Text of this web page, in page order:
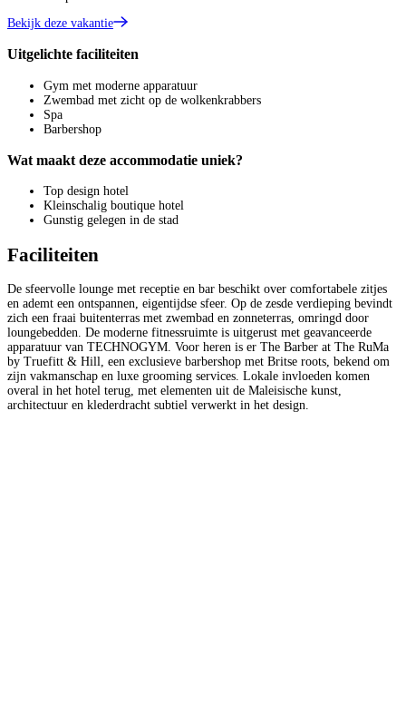
Bekijk deze vakantie
Uitgelichte faciliteiten
Gym met moderne apparatuur
Zwembad met zicht op de wolkenkrabbers
Spa
Barbershop
Wat maakt deze accommodatie uniek?
Top design hotel
Kleinschalig boutique hotel
Gunstig gelegen in de stad
Faciliteiten
De sfeervolle lounge met receptie en bar beschikt over comfortabele zitjes
en ademt een ontspannen, eigentijdse sfeer. Op de zesde verdieping bevindt
zich een fraai buitenterras met zwembad en zonneterras, omringd door
loungebedden. De moderne fitnessruimte is uitgerust met geavanceerde
apparatuur van TECHNOGYM. Voor heren is er The Barber at The RuMa
by Truefitt & Hill, een exclusieve barbershop met Britse roots, bekend om
zijn vakmanschap en luxe grooming services. Lokale invloeden komen
overal in het hotel terug, met elementen uit de Maleisische kunst,
architectuur en klederdracht subtiel verwerkt in het design.